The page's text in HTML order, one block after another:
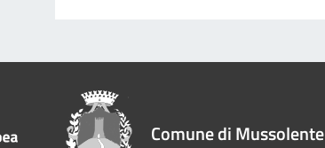
Comune di Mussolente